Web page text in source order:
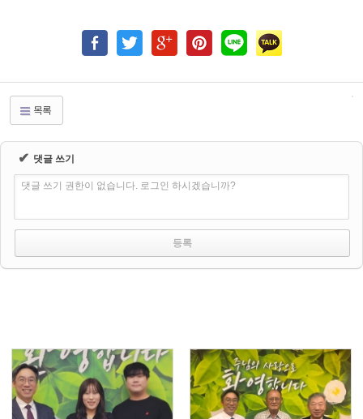
목록
✔ 댓글 쓰기
댓글 쓰기 권한이 없습니다. 로그인 하시겠습니까?